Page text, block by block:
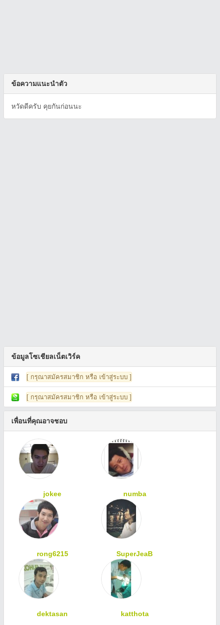
ข้อความแนะนำตัว
หวัดดีครับ คุยกันก่อนนะ
ข้อมูลโซเชียลเน็ตเวิร์ค
[ กรุณาสมัครสมาชิก หรือ เข้าสู่ระบบ ]
[ กรุณาสมัครสมาชิก หรือ เข้าสู่ระบบ ]
เพื่อนที่คุณอาจชอบ
jokee numba
rong6215 SuperJeaB
dektasan katthota